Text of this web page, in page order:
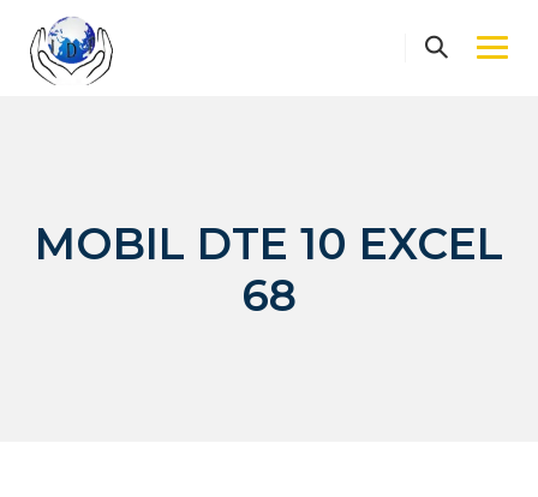
content
MOBIL DTE 10 EXCEL
68